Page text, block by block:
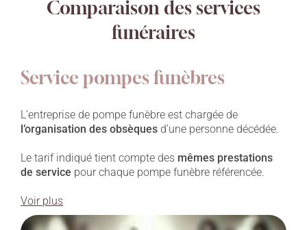
Comparaison des services
funéraires
Service pompes funèbres
L’entreprise de pompe funèbre est chargée de
l’organisation des obsèques d’une personne décédée.
Le tarif indiqué tient compte des mêmes prestations
de service pour chaque pompe funèbre référencée.
Voir plus